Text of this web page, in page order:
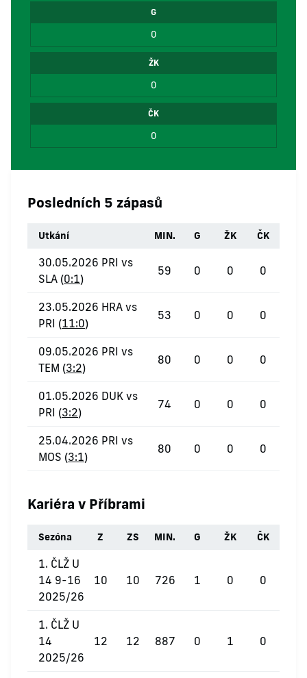
G
0
ŽK
0
ČK
0
Posledních 5 zápasů
Utkání MIN. G ŽK ČK
30.05.2026 PRI vs
SLA (0:1)
59 0 0 0
23.05.2026 HRA vs
PRI (11:0)
53 0 0 0
09.05.2026 PRI vs
TEM (3:2)
80 0 0 0
01.05.2026 DUK vs
PRI (3:2)
74 0 0 0
25.04.2026 PRI vs
MOS (3:1)
80 0 0 0
Kariéra v Příbrami
Sezóna Z ZS MIN. G ŽK ČK
1. ČLŽ U
14 9-16
2025/26
10 10 726 1 0 0
1. ČLŽ U
14
2025/26
12 12 887 0 1 0